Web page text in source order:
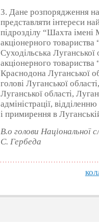
3. Дане розпорядження
представляти інтереси
підрозділу “Шахта
акціонерного товариства
Суходільська Луганської
акціонерного товариства
Краснодона Луганської
голові Луганської
Луганської області,
адміністрації,
і примирення в
В.о голови Національної
С. Гербеда